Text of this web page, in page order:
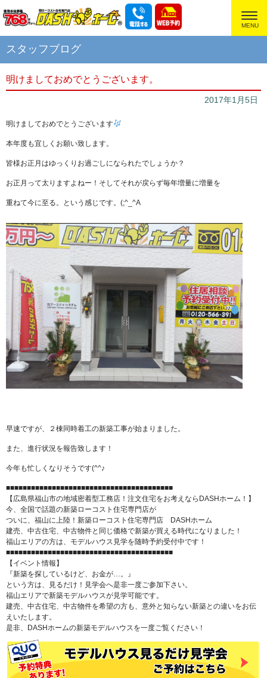
超ローコスト住宅専門店
スタッフブログ
明けましておめでとうございます。
2017年1月5日
明けましておめでとうございます
本年度も宜しくお願い致します。
皆様お正月はゆっくりお過ごしになられたでしょうか？
お正月って太りますよねー！そしてそれが戻らず毎年増量に増量を
重ねて今に至る。という感じです。(;^_^A
早速ですが、２棟同時着工の新築工事が始まりました。
また、進行状況を報告致します！
今年も忙しくなりそうです(^^♪
■■■■■■■■■■■■■■■■■■■■■■■■■■■■■■■■■■■■■■■■
【広島県福山市の地域密着型工務店！注文住宅をお考えならDASHホーム！】
今、全国で話題の新築ローコスト住宅専門店が
ついに、福山に上陸！新築ローコスト住宅専門店 DASHホーム
建売、中古住宅、中古物件と同じ価格で新築が買える時代になりました！
福山エリアの方は、モデルハウス見学を随時予約受付中です！
■■■■■■■■■■■■■■■■■■■■■■■■■■■■■■■■■■■■■■■■
【イベント情報】
『新築を探しているけど、お金が…。』
という方は、見るだけ！見学会へ是非一度ご参加下さい。
福山エリアで新築モデルハウスが見学可能です。
建売、中古住宅、中古物件を希望の方も、意外と知らない新築との違いをお伝
えいたします。
是非、DASHホームの新築モデルハウスを一度ご覧ください！